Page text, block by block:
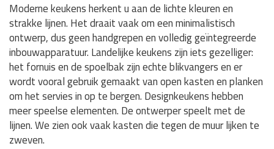
Moderne keukens herkent u aan de lichte kleuren en
strakke lijnen. Het draait vaak om een minimalistisch
ontwerp, dus geen handgrepen en volledig geïntegreerde
inbouwapparatuur. Landelijke keukens zijn iets gezelliger:
het fornuis en de spoelbak zijn echte blikvangers en er
wordt vooral gebruik gemaakt van open kasten en planken
om het servies in op te bergen. Designkeukens hebben
meer speelse elementen. De ontwerper speelt met de
lijnen. We zien ook vaak kasten die tegen de muur lijken te
zweven.